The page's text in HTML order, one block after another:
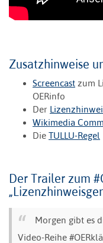
Zusatzhinweise
Screencast zum
OERinfo
Der
Wikimedia
Die TULLU-Regel
Der Trailer zum
Morgen gibt es
Video-Reihe